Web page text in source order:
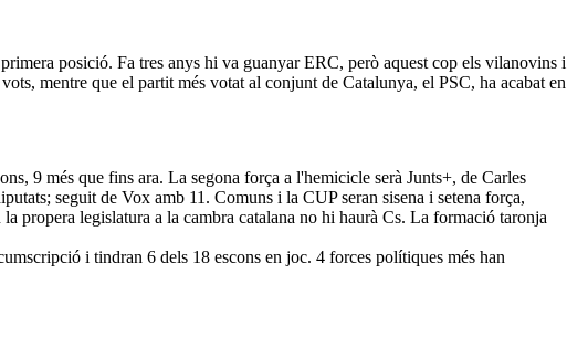
posició. Fa tres anys hi va guanyar ERC, però aquest cop els vilanovins i
mentre que el partit més votat al conjunt de Catalunya, el PSC, ha acabat en
9 més que fins ara. La segona força a l'hemicicle serà Junts+, de Carles
seguit de Vox amb 11. Comuns i la CUP seran sisena i setena força,
propera legislatura a la cambra catalana no hi haurà Cs. La formació taronja
i tindran 6 dels 18 escons en joc. 4 forces polítiques més han